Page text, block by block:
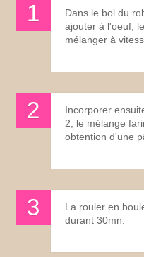
Dans le bol du
ajouter à l'oeuf,
mélanger à
Incorporer
2, le mélange
obtention d'une
La rouler en
durant 30mn.